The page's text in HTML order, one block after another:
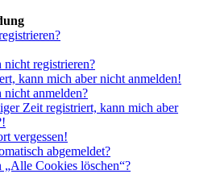
registrieren?
kann mich aber nicht anmelden!
anmelden?
Zeit registriert, kann mich aber
vergessen!
abgemeldet?
Cookies löschen“?